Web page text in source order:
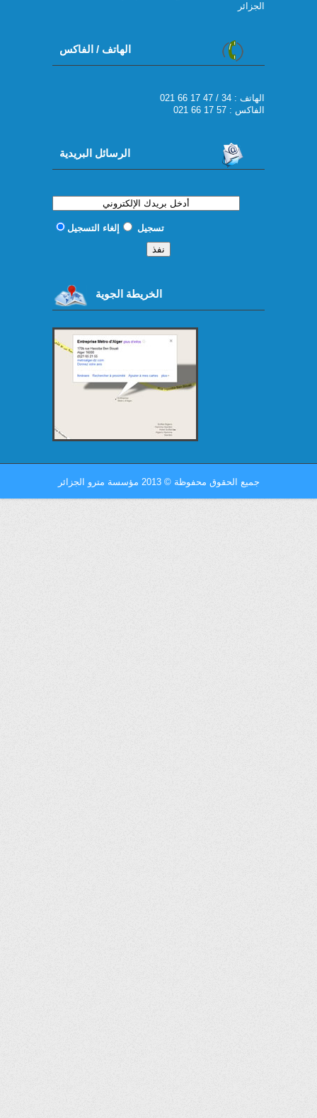
الجزائر
الهاتف / الفاكس
021 66 17 47 / 34 : الهاتف
الفاكس : 57 17 66 021
الرسائل البريدية
تسجيل إلغاء التسجيل
الخريطة الجوية
جميع الحقوق محفوظة© 2013 مؤسسة مترو الجزائر